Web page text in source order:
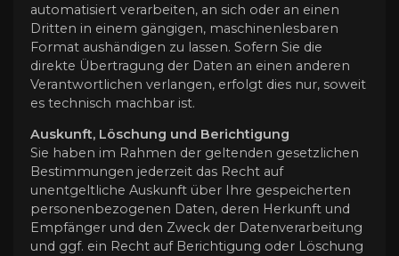
automatisiert verarbeiten, an sich oder an einen
Dritten in einem gängigen, maschinenlesbaren
Format aushändigen zu lassen. Sofern Sie die
direkte Übertragung der Daten an einen anderen
Verantwortlichen verlangen, erfolgt dies nur, soweit
es technisch machbar ist.
Auskunft, Löschung und Berichtigung
Sie haben im Rahmen der geltenden gesetzlichen
Bestimmungen jederzeit das Recht auf
unentgeltliche Auskunft über Ihre gespeicherten
personenbezogenen Daten, deren Herkunft und
Empfänger und den Zweck der Datenverarbeitung
und ggf. ein Recht auf Berichtigung oder Löschung